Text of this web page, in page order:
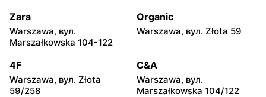
Świętojerska 16
Rossmann
19/25
Rossmann
Rossmann Rossmann
Zara
Warszawa, вул.
Marszałkowska 104-122
Organic
Warszawa, вул. Złota 59
4F
Warszawa, вул. Złota
59/258
C&A
Warszawa, вул.
Marszałkowska 104/122